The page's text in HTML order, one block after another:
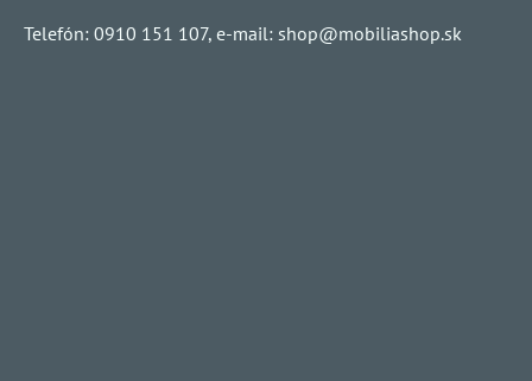
Telefón: 0910 151 107, e-mail: shop@mobiliashop.sk